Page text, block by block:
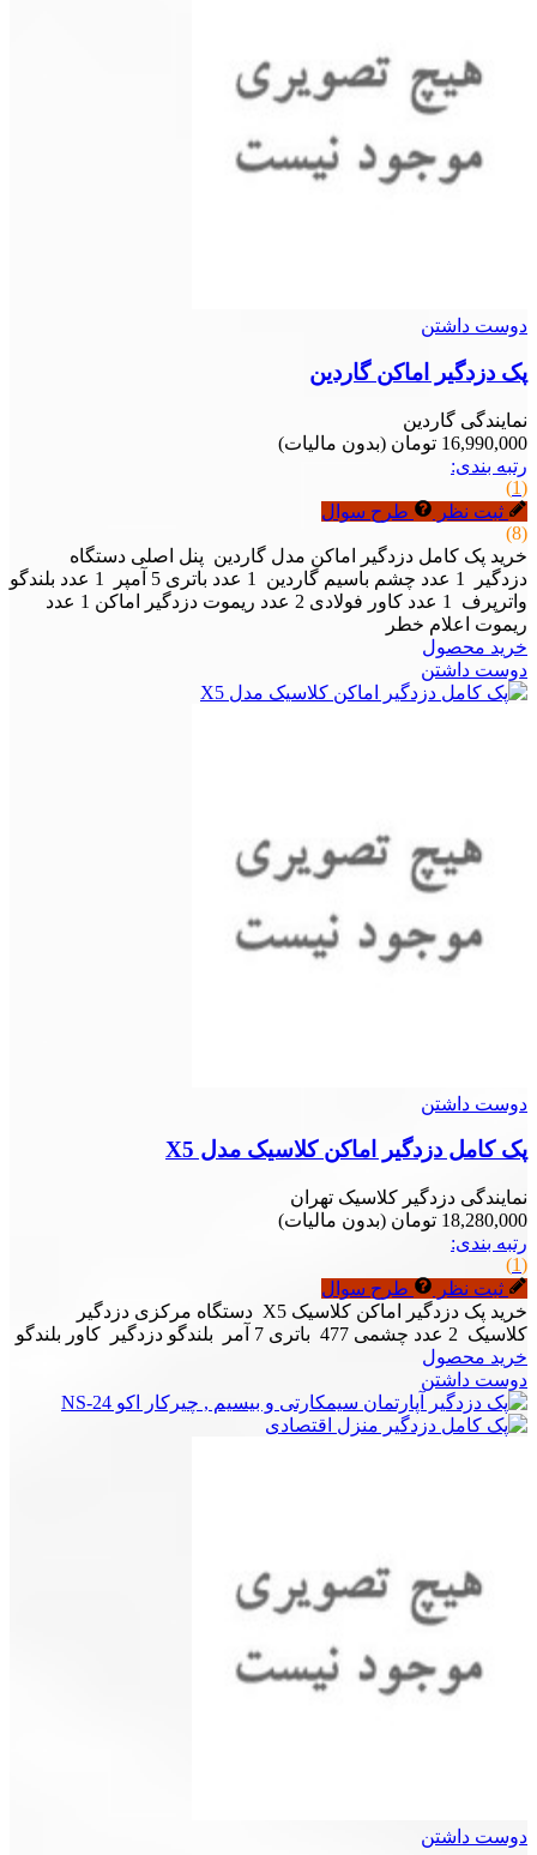
دوست داشتن
پک دزدگیر اماکن گاردین
نمایندگی گاردین
16,990,000 تومان
(بدون مالیات)
رتبه بندی:
(1)
ثبت نظر
طرح سوال
(8)
خرید پک کامل دزدگیر اماکن مدل گاردین پنل اصلی دستگاه
دزدگیر 1 عدد چشم باسیم گاردین 1 عدد باتری 5 آمپر 1 عدد بلندگو
واترپرف 1 عدد کاور فولادی 2 عدد ریموت دزدگیر اماکن 1 عدد
ریموت اعلام خطر
خرید محصول
دوست داشتن
دوست داشتن
پک کامل دزدگیر اماکن کلاسیک مدل X5
نمایندگی دزدگیر کلاسیک تهران
18,280,000 تومان
(بدون مالیات)
رتبه بندی:
(1)
ثبت نظر
طرح سوال
خرید پک دزدگیر اماکن کلاسیک X5 دستگاه مرکزی دزدگیر
کلاسیک 2 عدد چشمی 477 باتری 7 آمر بلندگو دزدگیر کاور بلندگو
خرید محصول
دوست داشتن
دوست داشتن